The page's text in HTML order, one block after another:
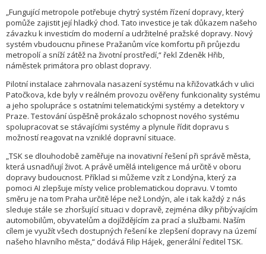
„Fungující metropole potřebuje chytrý systém řízení dopravy, který
pomůže zajistit její hladký chod. Tato investice je tak důkazem našeho
závazku k investicím do moderní a udržitelné pražské dopravy. Nový
systém vbudoucnu přinese Pražanům více komfortu při průjezdu
metropolí a sníží zátěž na životní prostředí,“ řekl Zdeněk Hřib,
náměstek primátora pro oblast dopravy.
Pilotní instalace zahrnovala nasazení systému na křižovatkách v ulici
Patočkova, kde byly v reálném provozu ověřeny funkcionality systému
a jeho spolupráce s ostatními telematickými systémy a detektory v
Praze. Testování úspěšně prokázalo schopnost nového systému
spolupracovat se stávajícími systémy a plynule řídit dopravu s
možností reagovat na vzniklé dopravní situace.
„TSK se dlouhodobě zaměřuje na inovativní řešení při správě města,
která usnadňují život. A právě umělá inteligence má určitě v oboru
dopravy budoucnost. Příklad si můžeme vzít z Londýna, který za
pomoci AI zlepšuje místy velice problematickou dopravu. V tomto
směru je na tom Praha určitě lépe než Londýn, ale i tak každý z nás
sleduje stále se zhoršující situaci v dopravě, zejména díky přibývajícím
automobilům, obyvatelům a dojíždějícím za prací a službami. Naším
cílem je využít všech dostupných řešení ke zlepšení dopravy na území
našeho hlavního města,“ dodává Filip Hájek, generální ředitel TSK.